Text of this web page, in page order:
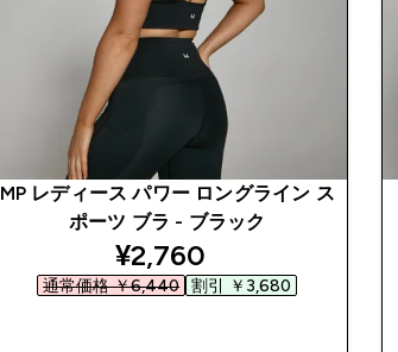
MP レディース パワー ロングライン ス
ポーツ ブラ - ブラック
discounted price
¥2,760‎
通常価格 ￥6,440‎ 割引 ￥3,680‎